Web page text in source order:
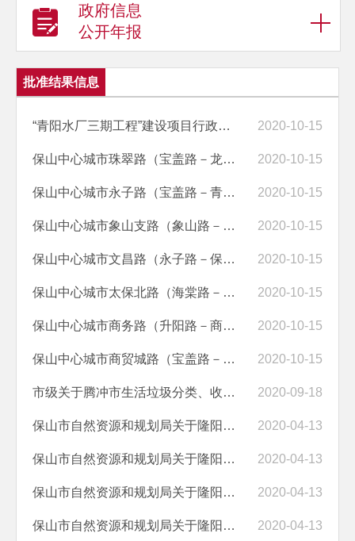
政府信息
公开年报
批准结果信息
“青阳水厂三期工程”建设项目行政审批公示 2020-10-15
保山中心城市珠翠路（宝盖路－龙陵路）道路建设工程行政审批公示 2020-10-15
保山中心城市永子路（宝盖路－青华路）道路建设工程行政审批公示 2020-10-15
保山中心城市象山支路（象山路－商贸城路）道路建设工程行政审批公示 2020-10-15
保山中心城市文昌路（永子路－保岫中路）道路建设工程行政审批公示 2020-10-15
保山中心城市太保北路（海棠路－兰津路）道路建设工程行政审批公示 2020-10-15
保山中心城市商务路（升阳路－商贸城路）道路建设工程行政审批公示 2020-10-15
保山中心城市商贸城路（宝盖路－青华路）道路建设工程行政审批公示 2020-10-15
市级关于腾冲市生活垃圾分类、收集、转运一体化设施建设项目（一期）用... 2020-09-18
保山市自然资源和规划局关于隆阳区530502103207GB00067号宗地国有建设用... 2020-04-13
保山市自然资源和规划局关于隆阳区530502103207GB00067号宗地国有建设用... 2020-04-13
保山市自然资源和规划局关于隆阳区530502103207GB00066号宗地国有建设用... 2020-04-13
保山市自然资源和规划局关于隆阳区530502103207GB00066号宗地国有建设用... 2020-04-13